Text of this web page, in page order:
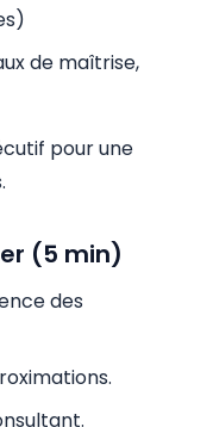
de maîtrise,
pour une
(5 min)
des